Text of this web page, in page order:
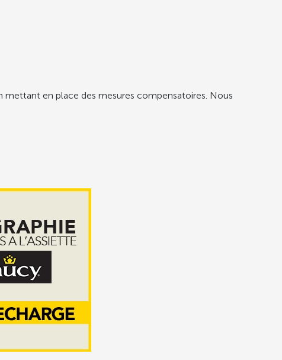
mettant en place des mesures compensatoires. Nous